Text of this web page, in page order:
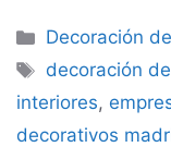
Categorías
Decoración
Etiquetas
decoración
interiores,
decorativos